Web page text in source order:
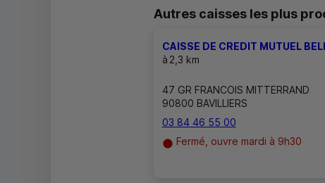
Autres caisses les plus
CAISSE DE CREDIT MUTUEL
à 2,3 km
47 GR FRANCOIS MITTERRAND
90800 BAVILLIERS
03 84 46 55 00
Fermé, ouvre mardi à 9h30